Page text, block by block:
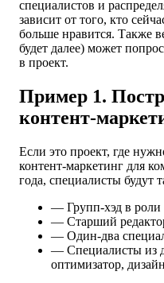
специалистов и
зависит от того, кто
больше нравится. Также
будет далее) может
в проект.
Пример 1.
контент-
Если это проект, где
контент-маркетинг для
года, специалисты будут
— Групп-хэд в роли
— Старший
— Один-два
— Специалисты из
оптимизатор,